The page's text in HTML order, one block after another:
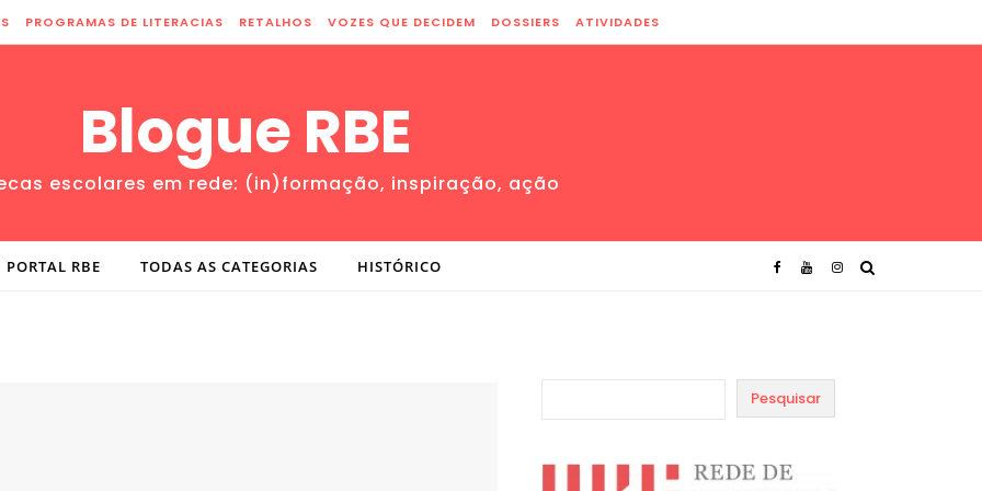
PROGRAMAS DE LITERACIAS RETALHOS VOZES QUE DECIDEM DOSSIERS ATIVIDADES
Blogue RBE
escolares em rede: (in)formação, inspiração, ação
PORTAL RBE TODAS AS CATEGORIAS HISTÓRICO
Pesquisar